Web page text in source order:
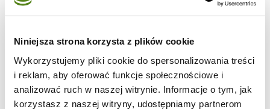
Niniejsza strona korzysta z plików cookie
Wykorzystujemy pliki cookie do spersonalizowania treści
i reklam, aby oferować funkcje społecznościowe i
analizować ruch w naszej witrynie. Informacje o tym, jak
korzystasz z naszej witryny, udostępniamy partnerom